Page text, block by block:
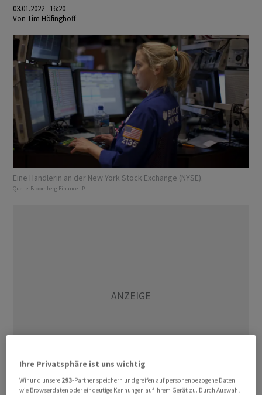
03.01.2022 16:20
Von Tim Höfinghoff
Eine Händlerin an der New York Stock Exchange (NYSE).
Quelle: Bloomberg Finance LP
Ihre Privatsphäre ist uns wichtig
Wir und unsere 293-Partner speichern und greifen auf personenbezogene Daten
wie Browserdaten oder eindeutige Kennungen auf Ihrem Gerät zu. Durch Auswahl